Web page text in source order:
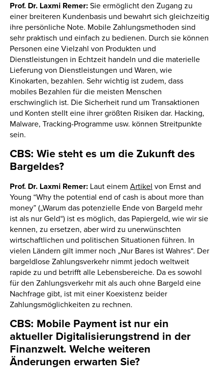
Prof. Dr. Laxmi Remer: Sie ermöglicht den Zugang zu
einer breiteren Kundenbasis und bewahrt sich gleichzeitig
ihre persönliche Note. Mobile Zahlungsmethoden sind
sehr praktisch und einfach zu bedienen. Durch sie können
Personen eine Vielzahl von Produkten und
Dienstleistungen in Echtzeit handeln und die materielle
Lieferung von Dienstleistungen und Waren, wie
Kinokarten, bezahlen. Sehr wichtig ist zudem, dass
mobiles Bezahlen für die meisten Menschen
erschwinglich ist. Die Sicherheit rund um Transaktionen
und Konten stellt eine ihrer größten Risiken dar. Hacking,
Malware, Tracking-Programme usw. können Streitpunkte
sein.
CBS: Wie steht es um die Zukunft des
Bargeldes?
Prof. Dr. Laxmi Remer: Laut einem Artikel von Ernst and
Young “Why the potential end of cash is about more than
money” („Warum das potenzielle Ende von Bargeld mehr
ist als nur Geld“) ist es möglich, das Papiergeld, wie wir sie
kennen, zu ersetzen, aber wird zu unerwünschten
wirtschaftlichen und politischen Situationen führen. In
vielen Ländern gilt immer noch „Nur Bares ist Wahres“. Der
bargeldlose Zahlungsverkehr nimmt jedoch weltweit
rapide zu und betrifft alle Lebensbereiche. Da es sowohl
für den Zahlungsverkehr mit als auch ohne Bargeld eine
Nachfrage gibt, ist mit einer Koexistenz beider
Zahlungsmöglichkeiten zu rechnen.
CBS: Mobile Payment ist nur ein
aktueller Digitalisierungstrend in der
Finanzwelt. Welche weiteren
Änderungen erwarten Sie?